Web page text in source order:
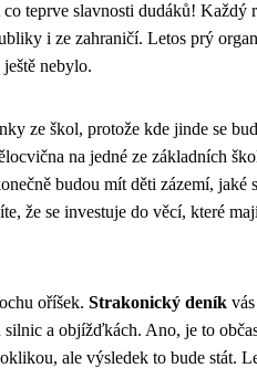
teprve slavnosti dudáků! Každý
i ze zahraničí. Letos prý
nebylo.
ze škol, protože kde jinde se
na jedné ze základních
budou mít děti zázemí, jaké
že se investuje do věcí, které
oříšek. Strakonický deník vás
a objížďkách. Ano, je to
ale výsledek to bude stát.